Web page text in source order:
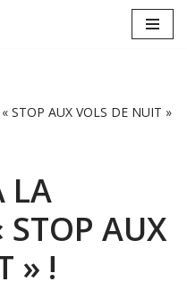
STOP AUX VOLS DE NUIT »
LA
AUX
» !